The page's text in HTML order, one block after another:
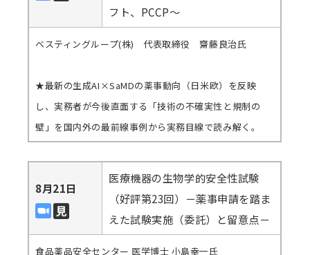
フト、PCCP～
ベスティングループ(株) 代表取締役 齋藤良治氏
★最新の生成AI×SaMDの薬事動向（日米欧）を反映
し、実務者が今後直面する「技術の不確実性と規制の
壁」を国内外の最前線事例から実務目線で読み解く。
8月21日
医療機器の生物学的安全性試験
（好評第23回）－薬事申請を踏ま
えた試験実施（委託）と留意点－
食品薬品安全センター 医学博士 小島幸一氏